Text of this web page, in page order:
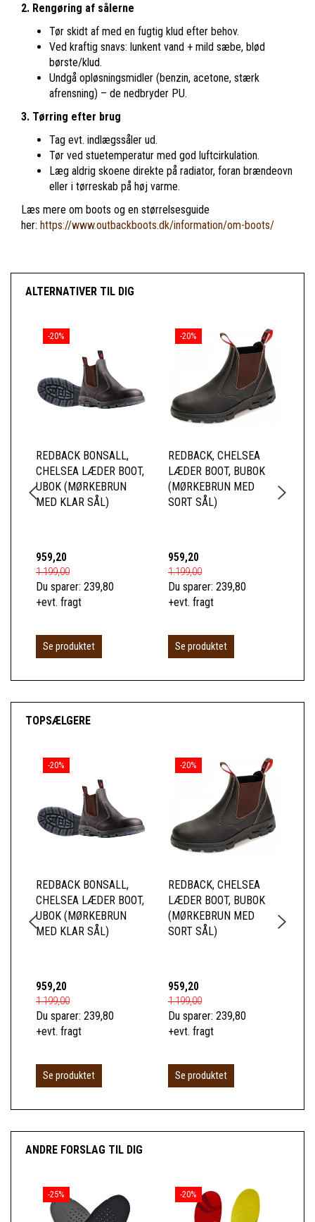
2. Rengøring af sålerne
Tør skidt af med en fugtig klud efter behov.
Ved kraftig snavs: lunkent vand + mild sæbe, blød
børste/klud.
Undgå opløsningsmidler (benzin, acetone, stærk
afrensning) – de nedbryder PU.
3. Tørring efter brug
Tag evt. indlægssåler ud.
Tør ved stuetemperatur med god luftcirkulation.
Læg aldrig skoene direkte på radiator, foran brændeovn
eller i tørreskab på høj varme.
Læs mere om boots og en størrelsesguide
her: https://www.outbackboots.dk/information/om-boots/
ALTERNATIVER TIL DIG
-20%
REDBACK BONSALL,
CHELSEA LÆDER BOOT,
UBOK (MØRKEBRUN
MED KLAR SÅL)
959,20
1.199,00
Du sparer: 239,80
+evt. fragt
Se produktet
-20%
REDBACK, CHELSEA
LÆDER BOOT, BUBOK
(MØRKEBRUN MED
SORT SÅL)
959,20
1.199,00
Du sparer: 239,80
+evt. fragt
Se produktet
TOPSÆLGERE
-20%
REDBACK BONSALL,
CHELSEA LÆDER BOOT,
UBOK (MØRKEBRUN
MED KLAR SÅL)
959,20
1.199,00
Du sparer: 239,80
+evt. fragt
Se produktet
-20%
REDBACK, CHELSEA
LÆDER BOOT, BUBOK
(MØRKEBRUN MED
SORT SÅL)
959,20
1.199,00
Du sparer: 239,80
+evt. fragt
Se produktet
ANDRE FORSLAG TIL DIG
-25% -20%